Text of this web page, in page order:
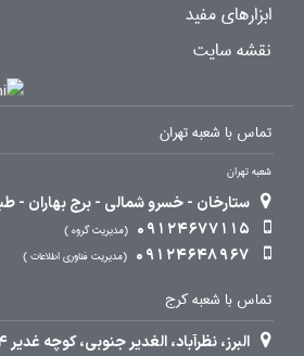
ابزارهای مفید
نقشه سایت
تماس با شعبه تهران
شعبه تهران
ستارخان - خسرو شمالی - برج بهاران - طبقه 7
09124677115
مدیریت گروه
09124648967 مدیریت فناوری اطلاعات
تماس با شعبه کرج